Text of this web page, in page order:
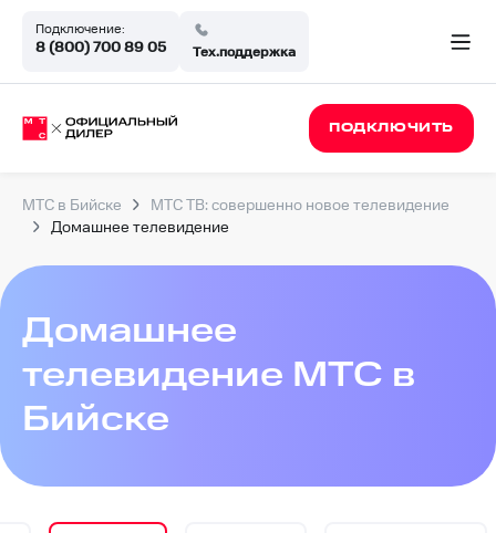
Подключение:
8 (800) 700 89 05 Тех.поддержка
ПОДКЛЮЧИТЬ
МТС в Бийске
МТС ТВ: совершенно новое телевидение
Домашнее телевидение
Домашнее
телевидение МТС в
Бийске